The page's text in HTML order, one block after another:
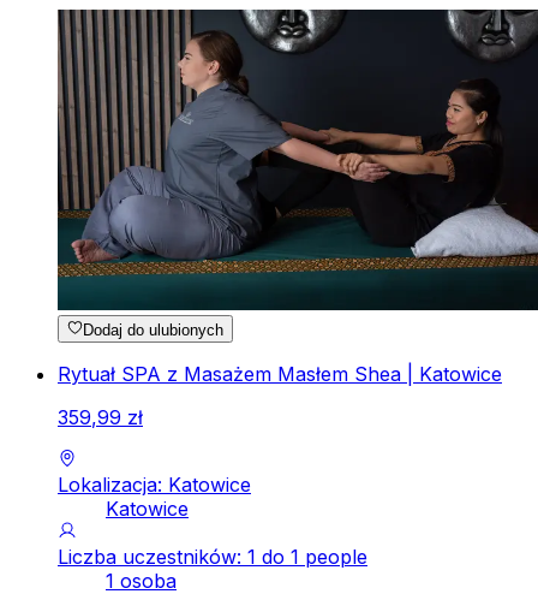
Dodaj do ulubionych
Rytuał SPA z Masażem Masłem Shea | Katowice
359,99 zł
Lokalizacja: Katowice
Katowice
Liczba uczestników: 1 do 1 people
1 osoba